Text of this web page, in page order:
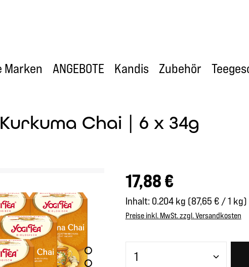
Marken ANGEBOTE Kandis Zubehör
Chai | 6 x 34g
Regulärer Preis:
17,88 €
Inhalt: 0.204 kg (87,65 € / 1 kg)
Preise inkl. MwSt. zzgl. Versandkosten
Produkt Anzahl: Gib den